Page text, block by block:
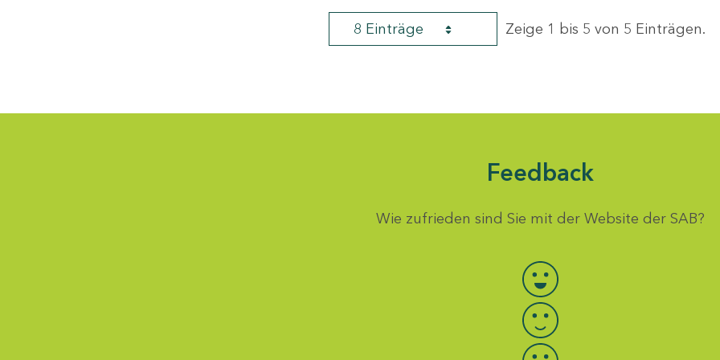
8 Einträge Zeige 1 bis 5 von 5 Einträgen.
Feedback
Wie zufrieden sind Sie mit der Website der SAB?
Bewertung auswählen